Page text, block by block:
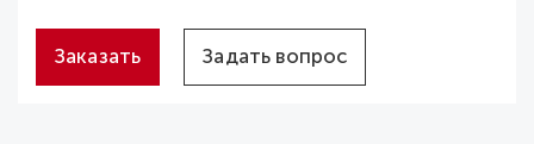
Заказать Задать вопрос